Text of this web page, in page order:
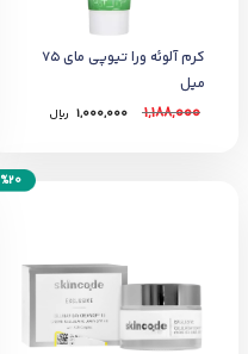
کرم آلوئه ورا تیوپی مای 75
میل
1,188,000
1,000,000 ﷼
%20